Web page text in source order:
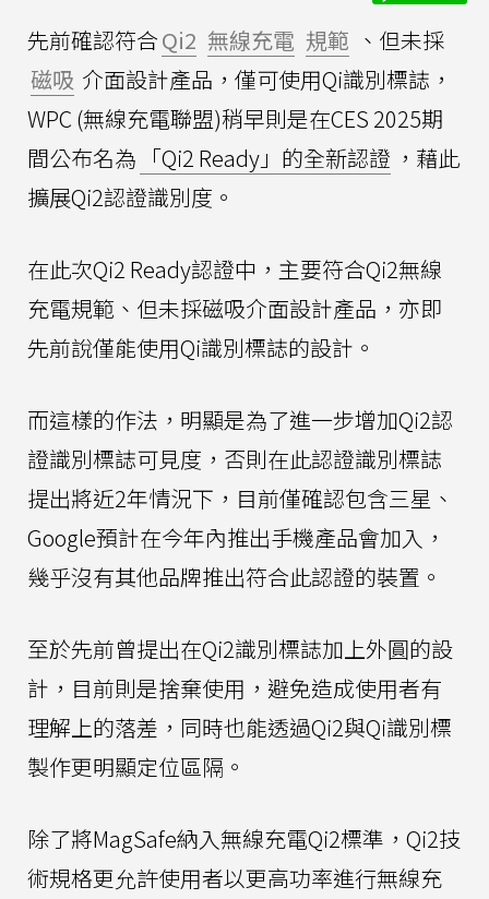
先前確認符合Qi2 無線充電 規範 、但未採
磁吸 介面設計產品，僅可使用Qi識別標誌，
WPC (無線充電聯盟)稍早則是在CES 2025期
間公布名為 「Qi2 Ready」的全新認證 ，藉此
擴展Qi2認證識別度。
在此次Qi2 Ready認證中，主要符合Qi2無線
充電規範、但未採磁吸介面設計產品，亦即
先前說僅能使用Qi識別標誌的設計。
而這樣的作法，明顯是為了進一步增加Qi2認
證識別標誌可見度，否則在此認證識別標誌
提出將近2年情況下，目前僅確認包含三星、
Google預計在今年內推出手機產品會加入，
幾乎沒有其他品牌推出符合此認證的裝置。
至於先前曾提出在Qi2識別標誌加上外圓的設
計，目前則是捨棄使用，避免造成使用者有
理解上的落差，同時也能透過Qi2與Qi識別標
製作更明顯定位區隔。
除了將MagSafe納入無線充電Qi2標準，Qi2技
術規格更允許使用者以更高功率進行無線充